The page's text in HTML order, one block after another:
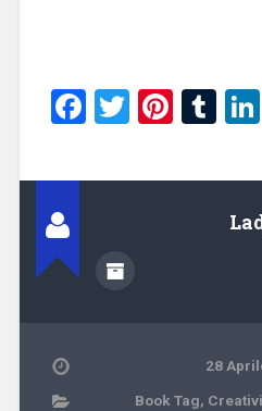
Facebook
Twitter
28
Book Tag,